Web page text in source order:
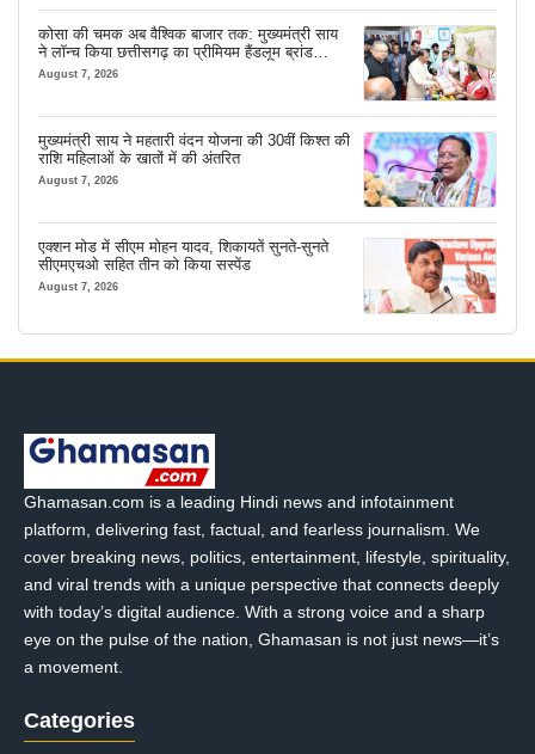
कोसा की चमक अब वैश्विक बाजार तक: मुख्यमंत्री साय
ने लॉन्च किया छत्तीसगढ़ का प्रीमियम हैंडलूम ब्रांड
‘कोशल फैब’
August 7, 2026
मुख्यमंत्री साय ने महतारी वंदन योजना की 30वीं किश्त की
राशि महिलाओं के खातों में की अंतरित
August 7, 2026
एक्शन मोड में सीएम मोहन यादव, शिकायतें सुनते-सुनते
सीएमएचओ सहित तीन को किया सस्पेंड
August 7, 2026
Ghamasan.com is a leading Hindi news and infotainment
platform, delivering fast, factual, and fearless journalism. We
cover breaking news, politics, entertainment, lifestyle, spirituality,
and viral trends with a unique perspective that connects deeply
with today’s digital audience. With a strong voice and a sharp
eye on the pulse of the nation, Ghamasan is not just news—it’s
a movement.
Categories